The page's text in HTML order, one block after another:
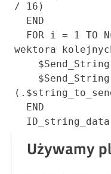
/ 16)
wektora